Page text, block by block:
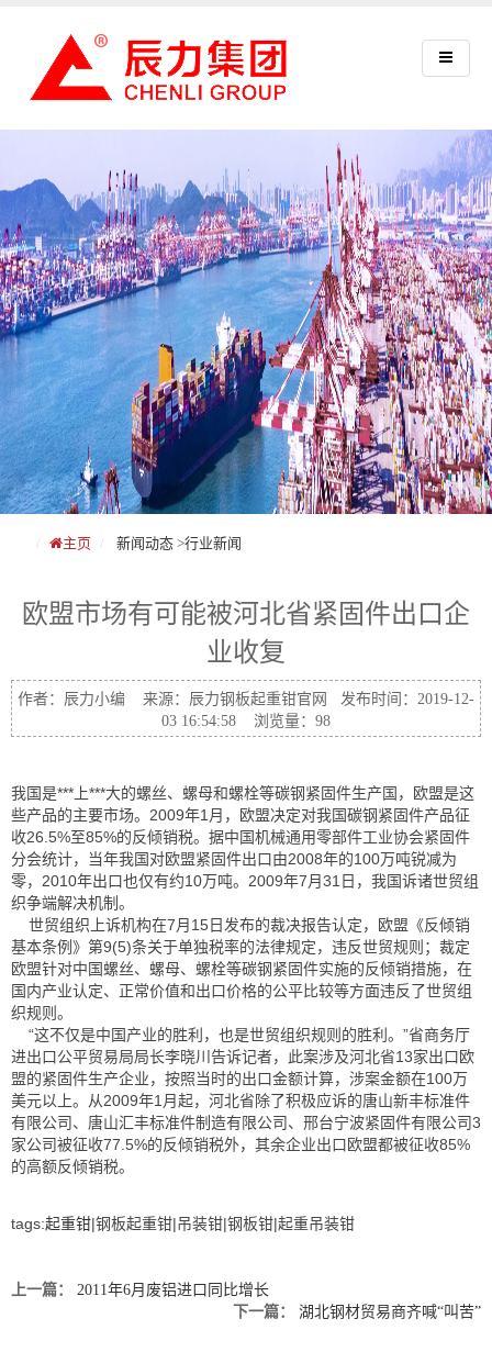
主页 新闻动态 >行业新闻
欧盟市场有可能被河北省紧固件出口企
业收复
作者：辰力小编 来源：辰力钢板起重钳官网 发布时间：2019-12-
03 16:54:58 浏览量：98
我国是***上***大的螺丝、螺母和螺栓等碳钢紧固件生产国，欧盟是这
些产品的主要市场。2009年1月，欧盟决定对我国碳钢紧固件产品征
收26.5%至85%的反倾销税。据中国机械通用零部件工业协会紧固件
分会统计，当年我国对欧盟紧固件出口由2008年的100万吨锐减为
零，2010年出口也仅有约10万吨。2009年7月31日，我国诉诸世贸组
织争端解决机制。
世贸组织上诉机构在7月15日发布的裁决报告认定，欧盟《反倾销
基本条例》第9(5)条关于单独税率的法律规定，违反世贸规则；裁定
欧盟针对中国螺丝、螺母、螺栓等碳钢紧固件实施的反倾销措施，在
国内产业认定、正常价值和出口价格的公平比较等方面违反了世贸组
织规则。
“这不仅是中国产业的胜利，也是世贸组织规则的胜利。”省商务厅
进出口公平贸易局局长李晓川告诉记者，此案涉及河北省13家出口欧
盟的紧固件生产企业，按照当时的出口金额计算，涉案金额在100万
美元以上。从2009年1月起，河北省除了积极应诉的唐山新丰标准件
有限公司、唐山汇丰标准件制造有限公司、邢台宁波紧固件有限公司3
家公司被征收77.5%的反倾销税外，其余企业出口欧盟都被征收85%
的高额反倾销税。
tags:起重钳|钢板起重钳|吊装钳|钢板钳|起重吊装钳
上一篇：
2011年6月废铝进口同比增长
下一篇：
湖北钢材贸易商齐喊“叫苦”